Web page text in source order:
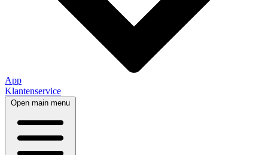
App
Klantenservice
Open main menu